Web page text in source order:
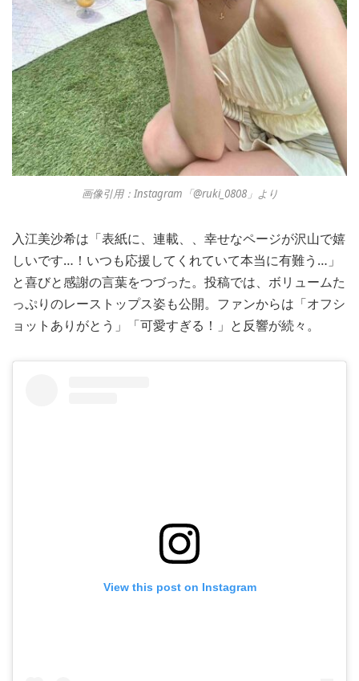
画像引用：Instagram「@ruki_0808」より
入江美沙希は「表紙に、連載、、幸せなページが沢山で嬉
しいです…！いつも応援してくれていて本当に有難う…」
と喜びと感謝の言葉をつづった。投稿では、ボリュームた
っぷりのレーストップス姿も公開。ファンからは「オフシ
ョットありがとう」「可愛すぎる！」と反響が続々。
View this post on Instagram